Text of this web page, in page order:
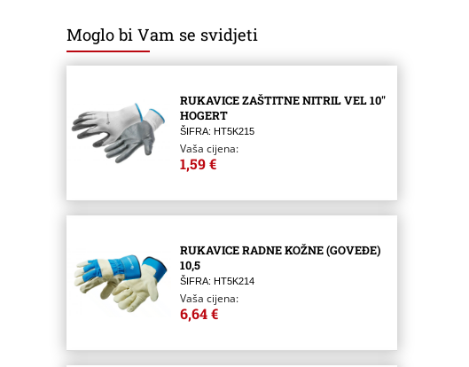
Moglo bi Vam se svidjeti
RUKAVICE ZAŠTITNE NITRIL VEL 10″
HOGERT
ŠIFRA: HT5K215
Vaša cijena:
1,59 €
RUKAVICE RADNE KOŽNE (GOVEĐE)
10,5
ŠIFRA: HT5K214
Vaša cijena:
6,64 €